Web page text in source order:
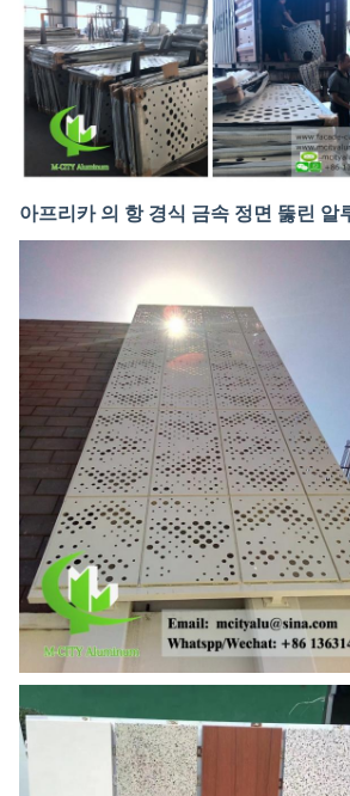
아프리카 의 항 경식 금속 정면 뚫린 알